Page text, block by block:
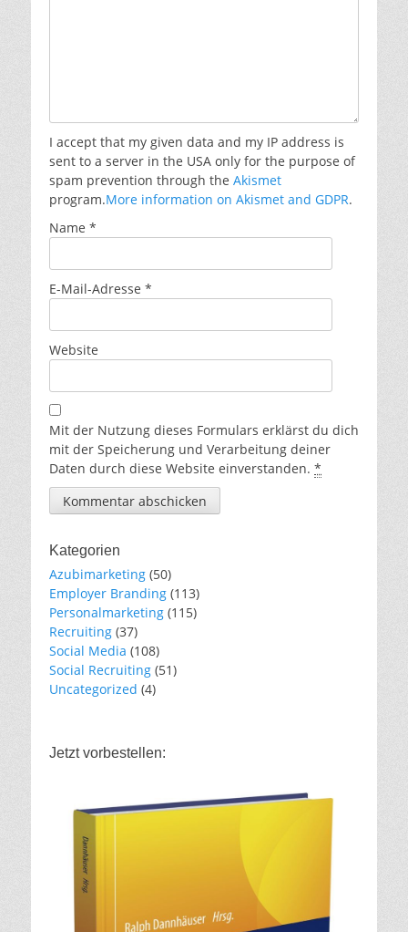
I accept that my given data and my IP address is
sent to a server in the USA only for the purpose of
spam prevention through the Akismet
program.More information on Akismet and GDPR.
Name *
E-Mail-Adresse *
Website
Mit der Nutzung dieses Formulars erklärst du dich
mit der Speicherung und Verarbeitung deiner
Daten durch diese Website einverstanden. *
Kategorien
Azubimarketing (50)
Employer Branding (113)
Personalmarketing (115)
Recruiting (37)
Social Media (108)
Social Recruiting (51)
Uncategorized (4)
Jetzt vorbestellen: